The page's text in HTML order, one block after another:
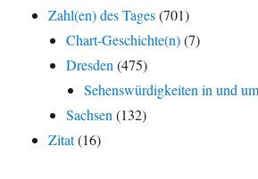
Zahl(en) des Tages(701)
Chart-Geschichte(n)(7)
Dresden (475)
Sehenswürdigkeiten in und
Sachsen (132)
Zitat(16)